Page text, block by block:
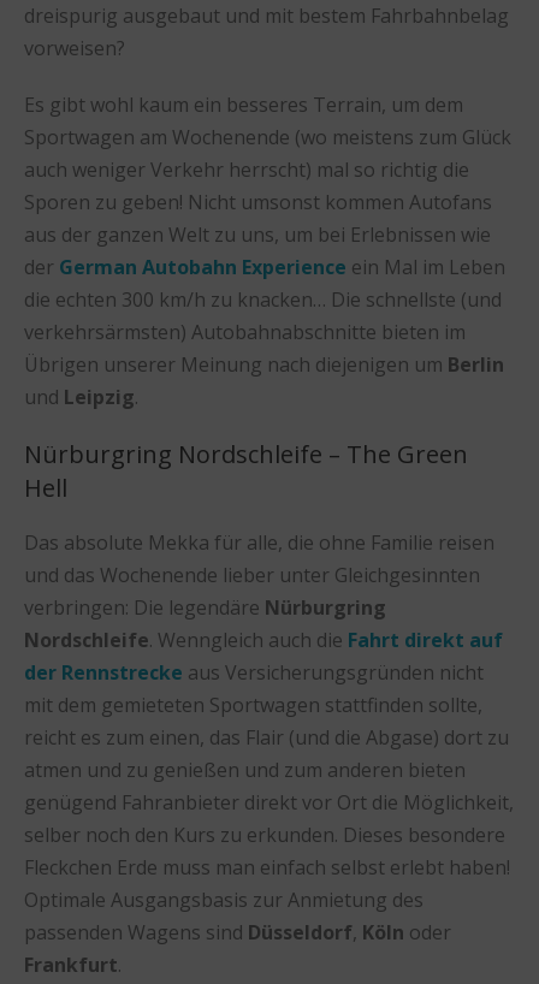
dreispurig ausgebaut und mit bestem Fahrbahnbelag
vorweisen?
Es gibt wohl kaum ein besseres Terrain, um dem
Sportwagen am Wochenende (wo meistens zum Glück
auch weniger Verkehr herrscht) mal so richtig die
Sporen zu geben! Nicht umsonst kommen Autofans
aus der ganzen Welt zu uns, um bei Erlebnissen wie
der German Autobahn Experience ein Mal im Leben
die echten 300 km/h zu knacken… Die schnellste (und
verkehrsärmsten) Autobahnabschnitte bieten im
Übrigen unserer Meinung nach diejenigen um Berlin
und Leipzig.
Nürburgring Nordschleife – The Green
Hell
Das absolute Mekka für alle, die ohne Familie reisen
und das Wochenende lieber unter Gleichgesinnten
verbringen: Die legendäre Nürburgring
Nordschleife. Wenngleich auch die Fahrt direkt auf
der Rennstrecke aus Versicherungsgründen nicht
mit dem gemieteten Sportwagen stattfinden sollte,
reicht es zum einen, das Flair (und die Abgase) dort zu
atmen und zu genießen und zum anderen bieten
genügend Fahranbieter direkt vor Ort die Möglichkeit,
selber noch den Kurs zu erkunden. Dieses besondere
Fleckchen Erde muss man einfach selbst erlebt haben!
Optimale Ausgangsbasis zur Anmietung des
passenden Wagens sind Düsseldorf, Köln oder
Frankfurt.